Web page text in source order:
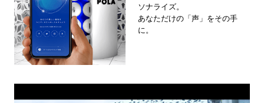
ソナライズ。
あなただけの「声」をその手
に。